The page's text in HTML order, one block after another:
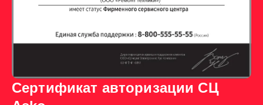
Сертификат авторизации СЦ